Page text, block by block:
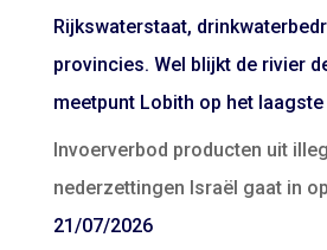
Rijkswaterstaat,
provincies. Wel blijkt de rivier
meetpunt Lobith op het
Invoerverbod producten uit
nederzettingen Israël gaat in
21/07/2026